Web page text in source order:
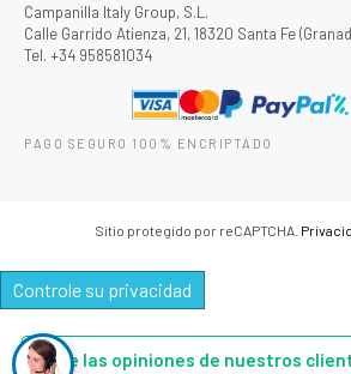
Campanilla Italy Group, S.L.
Calle Garrido Atienza, 21, 18320 Santa Fe
Tel. +34 958581034
PAGO SEGURO 100% ENCRIPTADO
Sitio protegido por reCAPTCHA.
Controle su privacidad
Lee las opiniones de nuestros